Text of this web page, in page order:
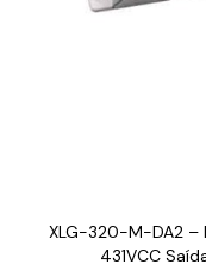
XLG-320-M-DA2 –
431VCC